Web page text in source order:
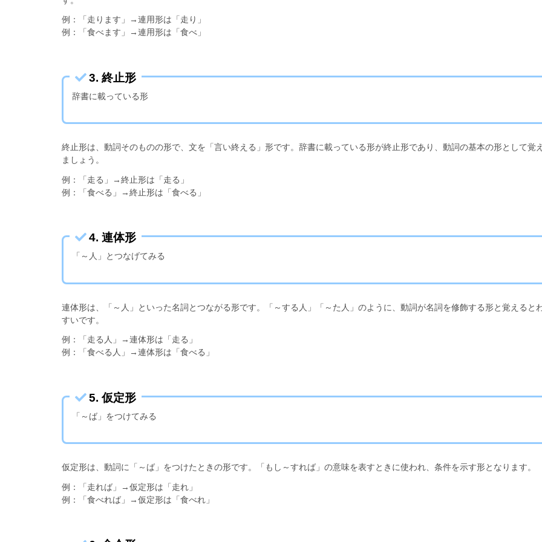
例：「走ります」→連用形は「走り」
例：「食べます」→連用形は「食べ」
3. 終止形
辞書に載っている形
終止形は、動詞そのものの形で、文を「言い終える」形です。辞書に載っている形が終止形であり、動詞の基本の形として覚
ましょう。
例：「走る」→終止形は「走る」
例：「食べる」→終止形は「食べる」
4. 連体形
「～人」とつなげてみる
連体形は、「～人」といった名詞とつながる形です。「～する人」「～た人」のように、動詞が名詞を修飾する形と覚えると
すいです。
例：「走る人」→連体形は「走る」
例：「食べる人」→連体形は「食べる」
5. 仮定形
「～ば」をつけてみる
仮定形は、動詞に「～ば」をつけたときの形です。「もし～すれば」の意味を表すときに使われ、条件を示す形となります。
例：「走れば」→仮定形は「走れ」
例：「食べれば」→仮定形は「食べれ」